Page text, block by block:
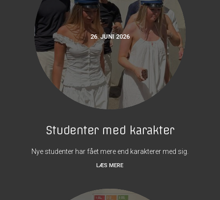
26. JUNI 2026
Studenter med karakter
Nye studenter har fået mere end karakterer med sig.
LÆS MERE